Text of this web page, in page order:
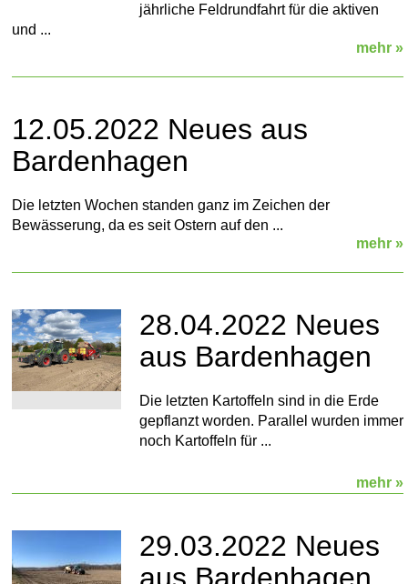
jährliche Feldrundfahrt für die aktiven
und ...
mehr »
12.05.2022 Neues aus
Bardenhagen
Die letzten Wochen standen ganz im Zeichen der
Bewässerung, da es seit Ostern auf den ...
mehr »
28.04.2022 Neues
aus Bardenhagen
Die letzten Kartoffeln sind in die Erde
gepflanzt worden. Parallel wurden immer
noch Kartoffeln für ...
mehr »
29.03.2022 Neues
aus Bardenhagen